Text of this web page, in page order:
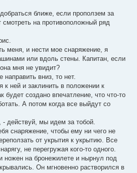
ближе, если проползем за
на противоположный ряд
меня, и нести мое снаряжение, я
или вдоль стены. Капитан, если
мня не увидит?
вниз, то нет.
к ней и заклинить в положении к
будет создано впечатление, что что-то
А потом когда все выйдут со
действуй, мы идем за тобой.
снаряжение, чтобы ему ни чего не
от укрытия к укрытию. Все
не перегружая кого-то одного.
ножен на бронежилете и нырнул под
Он мгновенно растворился в